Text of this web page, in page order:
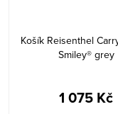
Košík Reisenthel
Smiley® grey
1 075 Kč